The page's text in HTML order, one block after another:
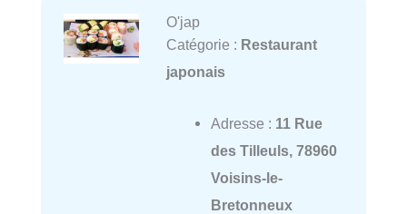
O'jap
Catégorie : Restaurant
japonais
Adresse : 11 Rue
des Tilleuls, 78960
Voisins-le-
Bretonneux